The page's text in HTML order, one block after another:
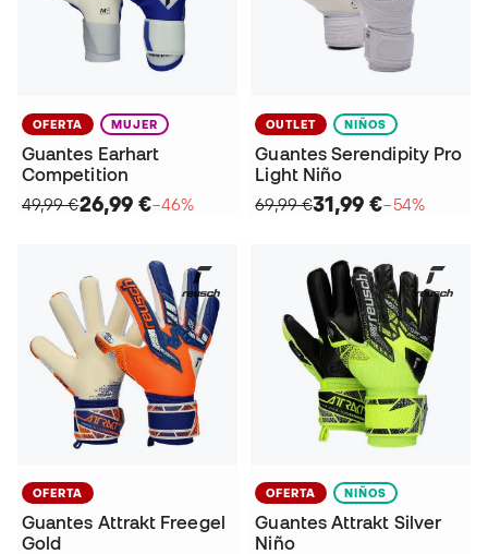
OFERTA MUJER
Guantes Earhart
Competition
49,99 €26,99 €−46%
OUTLET NIÑOS
Guantes Serendipity Pro
Light Niño
69,99 €31,99 €−54%
OFERTA
Guantes Attrakt Freegel
Gold
OFERTA NIÑOS
Guantes Attrakt Silver
Niño